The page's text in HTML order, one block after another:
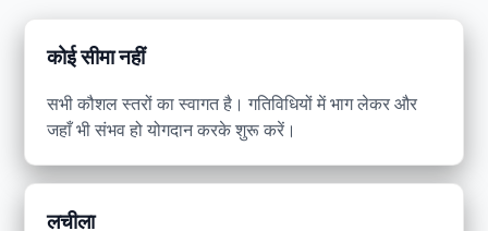
कोई सीमा नहीं
सभी कौशल स्तरों का स्वागत है। गतिविधियों में भाग लेकर और
जहाँ भी संभव हो योगदान करके शुरू करें।
लचीला